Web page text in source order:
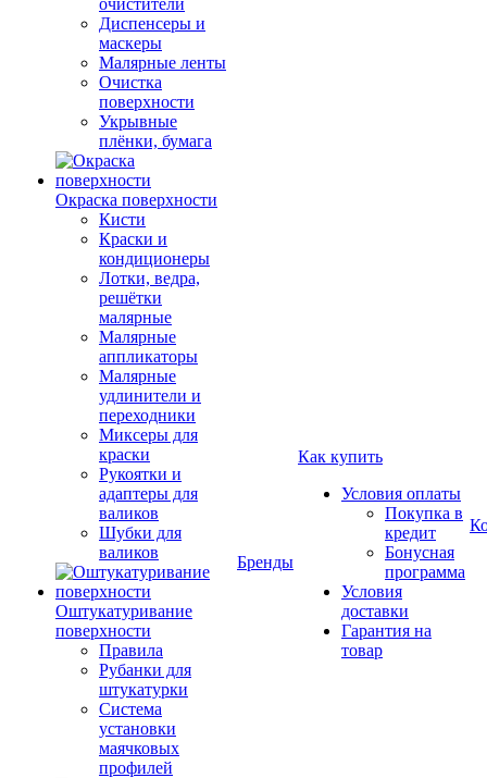
очистители
Диспенсеры и
маскеры
Малярные ленты
Очистка
поверхности
Укрывные
плёнки, бумага
Окраска поверхности
Кисти
Краски и
кондиционеры
Лотки, ведра,
решётки
малярные
Малярные
аппликаторы
Малярные
удлинители и
переходники
Миксеры для
краски
Рукоятки и
адаптеры для
валиков
Шубки для
валиков
Оштукатуривание
поверхности
Правила
Рубанки для
штукатурки
Система
установки
маячковых
профилей
Бренды
Как купить
Условия оплаты
Покупка в
кредит
Бонусная
программа
Условия
доставки
Гарантия на
товар